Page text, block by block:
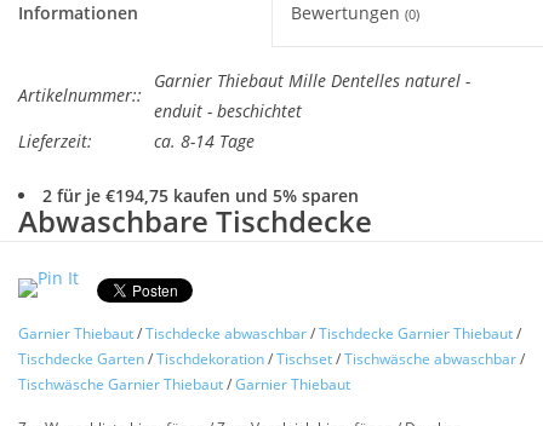
Informationen Bewertungen (0)
Artikelnummer::
Garnier Thiebaut Mille Dentelles naturel -
enduit - beschichtet
Lieferzeit:
ca. 8-14 Tage
2 für je €194,75 kaufen und 5% sparen
Abwaschbare Tischdecke
Farbenaturel
Pflegeleicht - Abwaschbar - Stoffmit hochwertiger
Acrylbeschichtung
Garnier Thiebaut/Tischdecke abwaschbar/Tischdecke Garnier Thiebaut/
Tischdecke Garten/Tischdekoration/Tischset/Tischwäsche abwaschbar/
Tischwäsche Garnier Thiebaut/Garnier Thiebaut